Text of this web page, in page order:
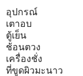
อุปกรณ์
เตาอบ
ตู้เย็น
ช้อนตวง
เครื่องชั่ง
ที่ขูดผิวมะนาว